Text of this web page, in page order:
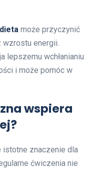
może przyczynić
wzrostu energii.
lepszemu wchłanianiu
i może pomóc w
wspiera
istotne znaczenie dla
ćwiczenia nie